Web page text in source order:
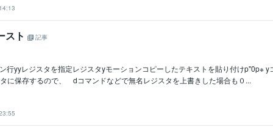
スト 記事
行yyレジスタを指定レジスタyモーションコピーしたテキストを貼り付けp"0p※ y
に保存するので、 dコマンドなどで無名レジスタを上書きした場合も０...